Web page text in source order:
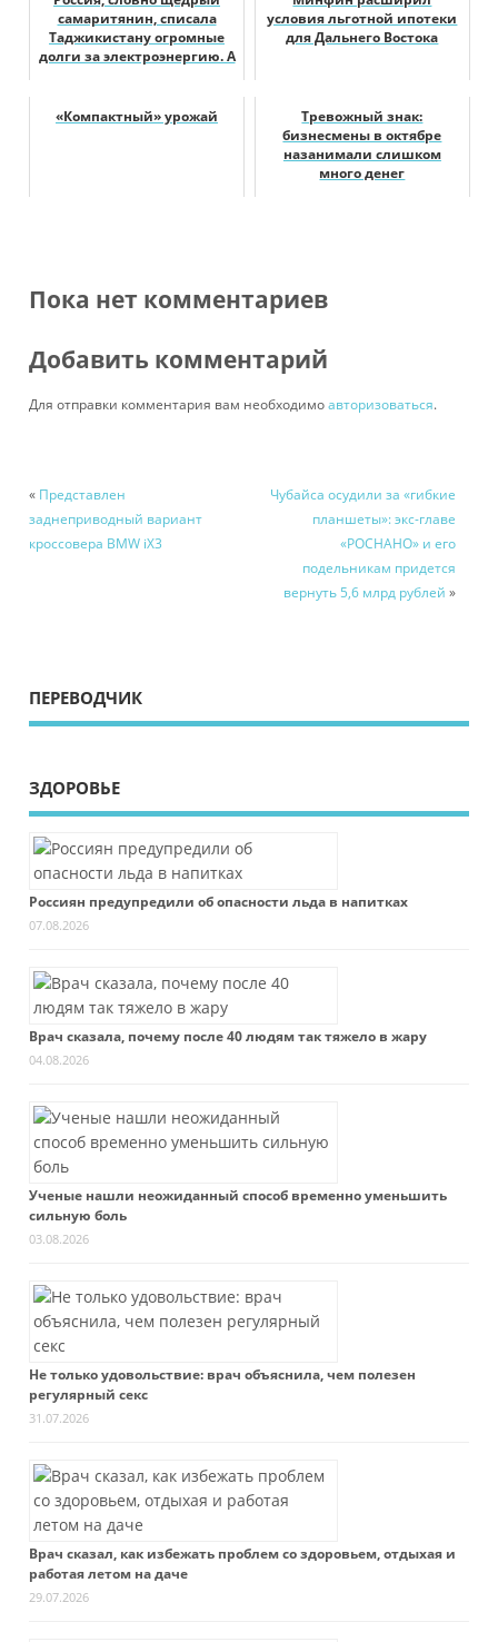
самаритянин, списала
Таджикистану огромные
долги за электроэнергию. А
условия льготной ипотеки
для Дальнего Востока
«Компактный» урожай
Тревожный знак:
бизнесмены в октябре
назанимали слишком
много денег
Пока нет комментариев
Добавить комментарий
Для отправки комментария вам необходимоавторизоваться.
« Представлен
заднеприводный вариант
кроссовера BMW iX3
Чубайса осудили за «гибкие
планшеты»: экс-главе
«РОСНАНО» и его
подельникам придется
вернуть 5,6 млрд рублей »
ПЕРЕВОДЧИК
ЗДОРОВЬЕ
Россиян предупредили об опасности льда в напитках
07.08.2026
Врач сказала, почему после 40 людям так тяжело в жару
04.08.2026
Ученые нашли неожиданный способ временно уменьшить
сильную боль
03.08.2026
Не только удовольствие: врач объяснила, чем полезен
регулярный секс
31.07.2026
Врач сказал, как избежать проблем со здоровьем, отдыхая и
работая летом на даче
29.07.2026